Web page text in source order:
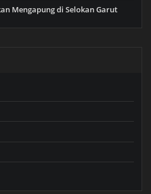
Mengapung di Selokan Garut